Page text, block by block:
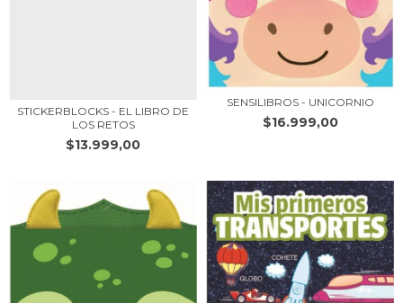
STICKERBLOCKS - EL LIBRO DE
LOS RETOS
$13.999,00
SENSILIBROS - UNICORNIO
$16.999,00